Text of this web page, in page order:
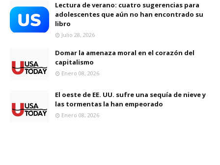
Lectura de verano: cuatro sugerencias para
adolescentes que aún no han encontrado su
libro
Julio 28, 2026
Domar la amenaza moral en el corazón del
capitalismo
Enero 08, 2026
El oeste de EE. UU. sufre una sequía de nieve y
las tormentas la han empeorado
Enero 08, 2026